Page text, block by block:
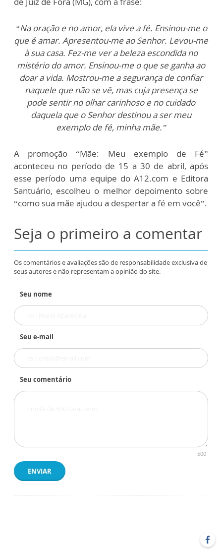
“Na oração e no amor, ela vive a fé. Ensinou-me o
que é amar. Apresentou-me ao Senhor. Levou-me
à sua casa. Fez-me ver a beleza escondida no
mistério do amor. Ensinou-me o que se ganha ao
doar a vida. Mostrou-me a segurança de confiar
naquele que não se vê, mas cuja presença se
pode sentir no olhar carinhoso e no cuidado
daquela que o Senhor destinou a ser meu
exemplo de fé, minha mãe.”
A promoção “Mãe: Meu exemplo de Fé”
aconteceu no período de 15 a 30 de abril, após
esse período uma equipe do A12.com e Editora
Santuário, escolheu o melhor depoimento sobre
“como sua mãe ajudou a despertar a fé em você”.
Seja o primeiro a comentar
Os comentários e avaliações são de responsabilidade exclusiva de
seus autores e não representam a opinião do site.
Seu nome
Seu e-mail
Seu comentário
500
ENVIAR